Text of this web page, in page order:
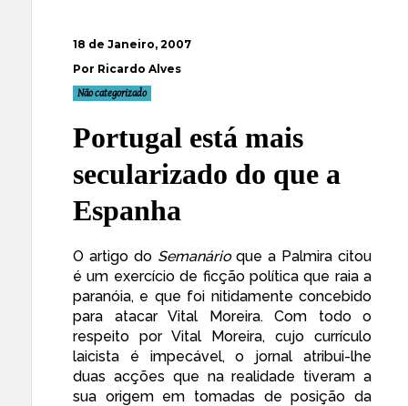
18 de Janeiro, 2007
Por Ricardo Alves
Não categorizado
Portugal está mais
secularizado do que a
Espanha
O artigodo Semanárioque a Palmiracitou
é um exercício de ficção política que raia a
paranóia, e que foi nitidamente concebido
para atacar Vital Moreira. Com todo o
respeito por Vital Moreira, cujo currículo
laicista é impecável, o jornal atribui-lhe
duas acções que na realidade tiveram a
sua origem em tomadas de posição da